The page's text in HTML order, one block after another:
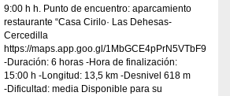
9:00 h h. Punto de encuentro: aparcamiento
restaurante “Casa Cirilo· Las Dehesas-
Cercedilla
https://maps.app.goo.gl/1MbGCE4pPrN5VTbF9
-Duración: 6 horas -Hora de finalización:
15:00 h -Longitud: 13,5 km -Desnivel 618 m
-Dificultad: media Disponible para su